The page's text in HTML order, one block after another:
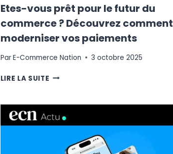
Etes-vous prêt pour le futur du
commerce ? Découvrez comment
moderniser vos paiements
ParE-Commerce Nation 3 octobre 2025
LIRE LA SUITE ETES-
POUR
LE
FUTUR
COMMERCE